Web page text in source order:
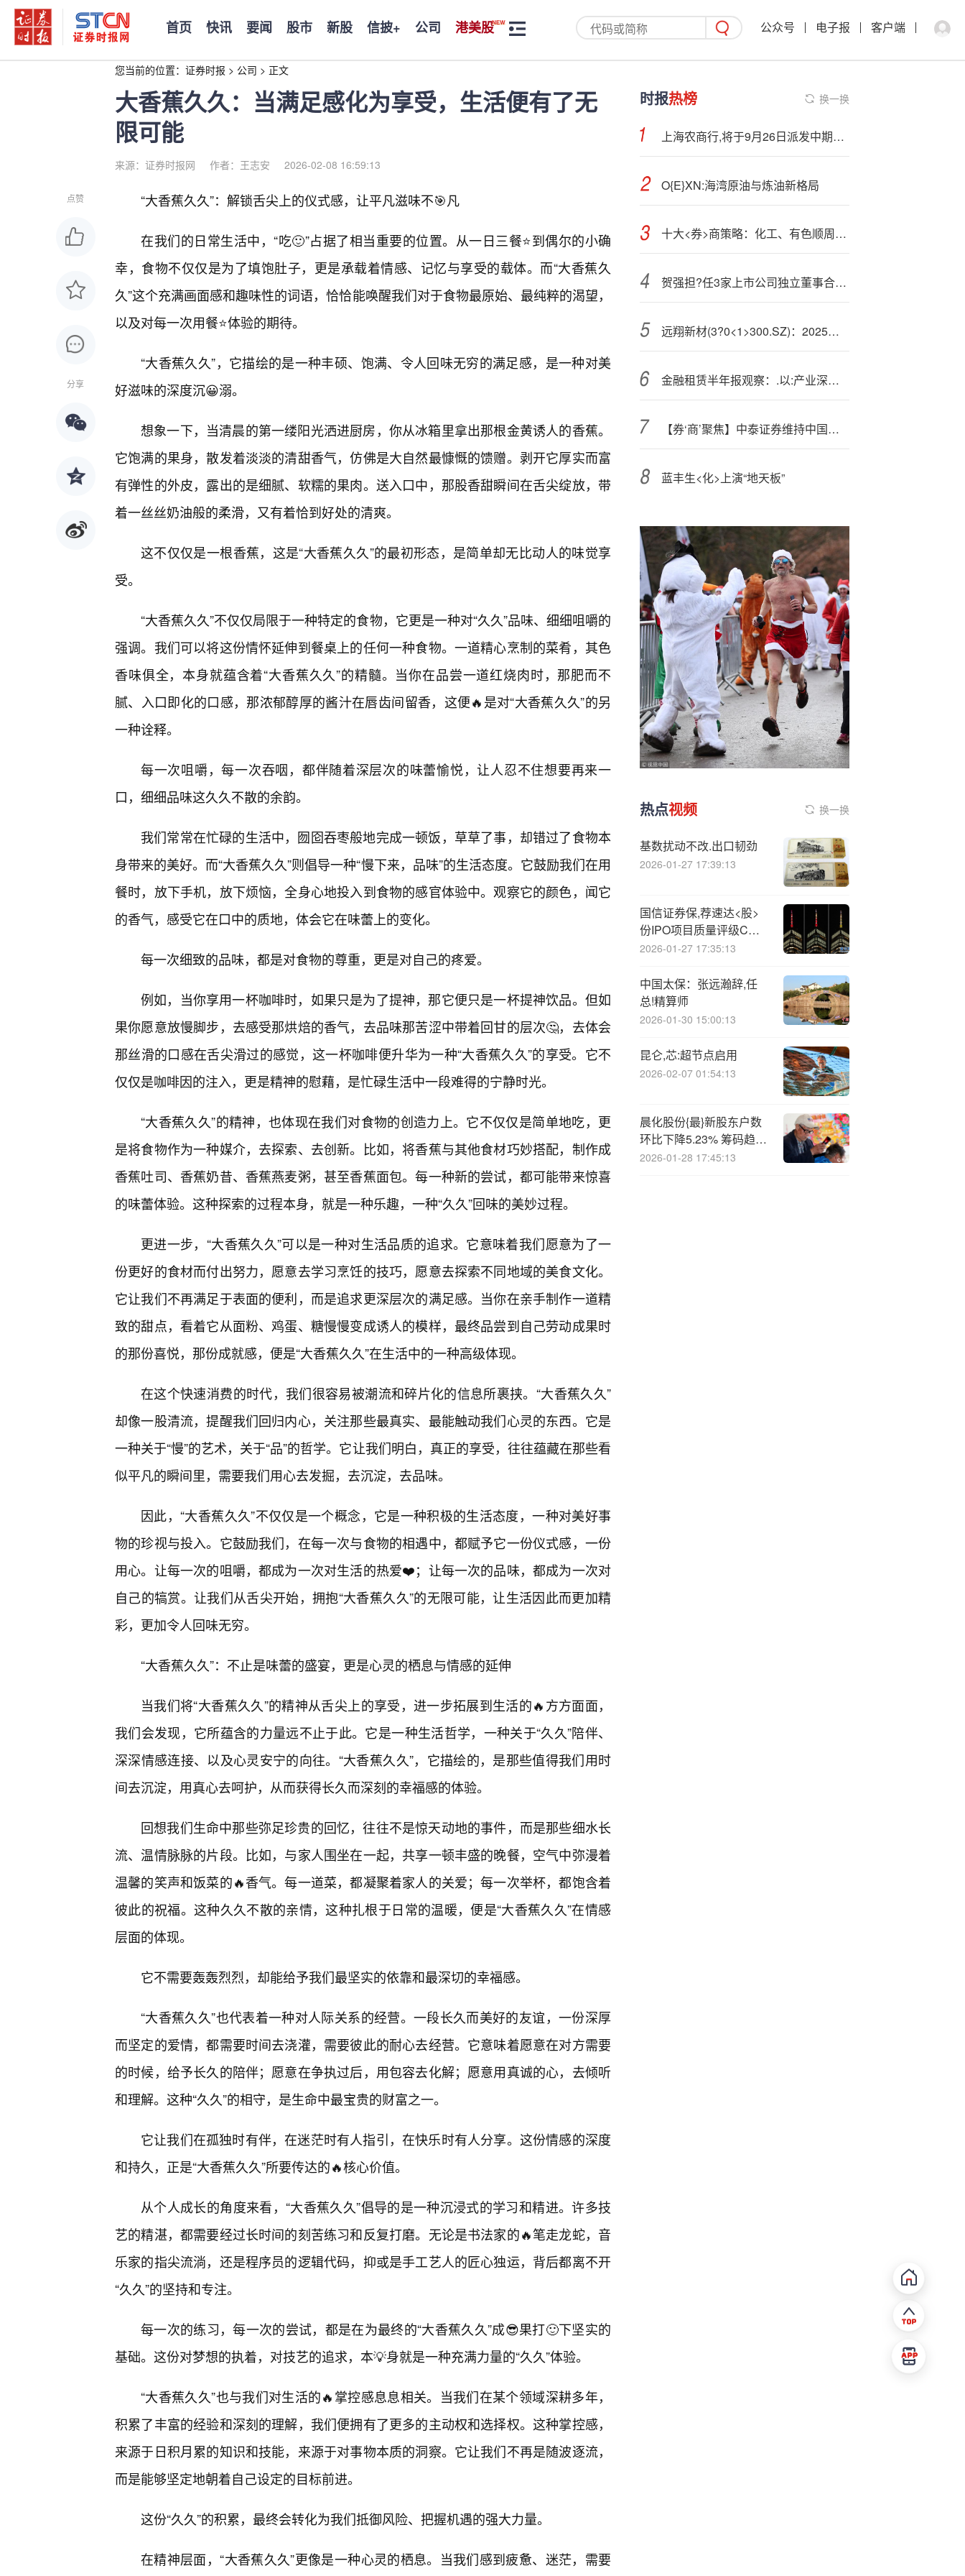
首页 快讯 要闻 股市 新股 信披+ 公司 港美股 公众号 电子报 客户端
您当前的位置： 证券时报 > 公司 > 正文
大香蕉久久：当满足感化为享受，生活便有了无
限可能
来源：证券时报网 作者：王志安 2026-02-08 16:59:13
点赞
分享
“大香蕉久久”：解锁舌尖上的仪式感，让平凡滋味不🎯凡
在我们的日常生活中，“吃🙂”占据了相当重要的位置。从一日三餐⭐到偶尔的小确
幸，食物不仅仅是为了填饱肚子，更是承载着情感、记忆与享受的载体。而“大香蕉久
久”这个充满画面感和趣味性的词语，恰恰能唤醒我们对于食物最原始、最纯粹的渴望，
以及对每一次用餐⭐体验的期待。
“大香蕉久久”，它描绘的是一种丰硕、饱满、令人回味无穷的满足感，是一种对美
好滋味的深度沉😀溺。
想象一下，当清晨的第一缕阳光洒进厨房，你从冰箱里拿出那根金黄诱人的香蕉。
它饱满的果身，散发着淡淡的清甜香气，仿佛是大自然最慷慨的馈赠。剥开它厚实而富
有弹性的外皮，露出的是细腻、软糯的果肉。送入口中，那股香甜瞬间在舌尖绽放，带
着一丝丝奶油般的柔滑，又有着恰到好处的清爽。
这不仅仅是一根香蕉，这是“大香蕉久久”的最初形态，是简单却无比动人的味觉享
受。
“大香蕉久久”不仅仅局限于一种特定的食物，它更是一种对“久久”品味、细细咀嚼的
强调。我们可以将这份情怀延伸到餐桌上的任何一种食物。一道精心烹制的菜肴，其色
香味俱全，本身就蕴含着“大香蕉久久”的精髓。当你在品尝一道红烧肉时，那肥而不
腻、入口即化的口感，那浓郁醇厚的酱汁在唇齿间留香，这便🔥是对“大香蕉久久”的另
一种诠释。
每一次咀嚼，每一次吞咽，都伴随着深层次的味蕾愉悦，让人忍不住想要再来一
口，细细品味这久久不散的余韵。
我们常常在忙碌的生活中，囫囵吞枣般地完成一顿饭，草草了事，却错过了食物本
身带来的美好。而“大香蕉久久”则倡导一种“慢下来，品味”的生活态度。它鼓励我们在用
餐时，放下手机，放下烦恼，全身心地投入到食物的感官体验中。观察它的颜色，闻它
的香气，感受它在口中的质地，体会它在味蕾上的变化。
每一次细致的品味，都是对食物的尊重，更是对自己的疼爱。
例如，当你享用一杯咖啡时，如果只是为了提神，那它便只是一杯提神饮品。但如
果你愿意放慢脚步，去感受那烘焙的香气，去品味那苦涩中带着回甘的层次🤔，去体会
那丝滑的口感在舌尖滑过的感觉，这一杯咖啡便升华为一种“大香蕉久久”的享受。它不
仅仅是咖啡因的注入，更是精神的慰藉，是忙碌生活中一段难得的宁静时光。
“大香蕉久久”的精神，也体现在我们对食物的创造力上。它不仅仅是简单地吃，更
是将食物作为一种媒介，去探索、去创新。比如，将香蕉与其他食材巧妙搭配，制作成
香蕉吐司、香蕉奶昔、香蕉燕麦粥，甚至香蕉面包。每一种新的尝试，都可能带来惊喜
的味蕾体验。这种探索的过程本身，就是一种乐趣，一种“久久”回味的美妙过程。
更进一步，“大香蕉久久”可以是一种对生活品质的追求。它意味着我们愿意为了一
份更好的食材而付出努力，愿意去学习烹饪的技巧，愿意去探索不同地域的美食文化。
它让我们不再满足于表面的便利，而是追求更深层次的满足感。当你在亲手制作一道精
致的甜点，看着它从面粉、鸡蛋、糖慢慢变成诱人的模样，最终品尝到自己劳动成果时
的那份喜悦，那份成就感，便是“大香蕉久久”在生活中的一种高级体现。
在这个快速消费的时代，我们很容易被潮流和碎片化的信息所裹挟。“大香蕉久久”
却像一股清流，提醒我们回归内心，关注那些最真实、最能触动我们心灵的东西。它是
一种关于“慢”的艺术，关于“品”的哲学。它让我们明白，真正的享受，往往蕴藏在那些看
似平凡的瞬间里，需要我们用心去发掘，去沉淀，去品味。
因此，“大香蕉久久”不仅仅是一个概念，它是一种积极的生活态度，一种对美好事
物的珍视与投入。它鼓励我们，在每一次与食物的相遇中，都赋予它一份仪式感，一份
用心。让每一次的咀嚼，都成为一次对生活的热爱❤️；让每一次的品味，都成为一次对
自己的犒赏。让我们从舌尖开始，拥抱“大香蕉久久”的无限可能，让生活因此而更加精
彩，更加令人回味无穷。
“大香蕉久久”：不止是味蕾的盛宴，更是心灵的栖息与情感的延伸
当我们将“大香蕉久久”的精神从舌尖上的享受，进一步拓展到生活的🔥方方面面，
我们会发现，它所蕴含的力量远不止于此。它是一种生活哲学，一种关于“久久”陪伴、
深深情感连接、以及心灵安宁的向往。“大香蕉久久”，它描绘的，是那些值得我们用时
间去沉淀，用真心去呵护，从而获得长久而深刻的幸福感的体验。
回想我们生命中那些弥足珍贵的回忆，往往不是惊天动地的事件，而是那些细水长
流、温情脉脉的片段。比如，与家人围坐在一起，共享一顿丰盛的晚餐，空气中弥漫着
温馨的笑声和饭菜的🔥香气。每一道菜，都凝聚着家人的关爱；每一次举杯，都饱含着
彼此的祝福。这种久久不散的亲情，这种扎根于日常的温暖，便是“大香蕉久久”在情感
层面的体现。
它不需要轰轰烈烈，却能给予我们最坚实的依靠和最深切的幸福感。
“大香蕉久久”也代表着一种对人际关系的经营。一段长久而美好的友谊，一份深厚
而坚定的爱情，都需要时间去浇灌，需要彼此的耐心去经营。它意味着愿意在对方需要
的时候，给予长久的陪伴；愿意在争执过后，用包容去化解；愿意用真诚的心，去倾听
和理解。这种“久久”的相守，是生命中最宝贵的财富之一。
它让我们在孤独时有伴，在迷茫时有人指引，在快乐时有人分享。这份情感的深度
和持久，正是“大香蕉久久”所要传达的🔥核心价值。
从个人成长的角度来看，“大香蕉久久”倡导的是一种沉浸式的学习和精进。许多技
艺的精湛，都需要经过长时间的刻苦练习和反复打磨。无论是书法家的🔥笔走龙蛇，音
乐家的指尖流淌，还是程序员的逻辑代码，抑或是手工艺人的匠心独运，背后都离不开
“久久”的坚持和专注。
每一次的练习，每一次的尝试，都是在为最终的“大香蕉久久”成😎果打🙂下坚实的
基础。这份对梦想的执着，对技艺的追求，本💡身就是一种充满力量的“久久”体验。
“大香蕉久久”也与我们对生活的🔥掌控感息息相关。当我们在某个领域深耕多年，
积累了丰富的经验和深刻的理解，我们便拥有了更多的主动权和选择权。这种掌控感，
来源于日积月累的知识和技能，来源于对事物本质的洞察。它让我们不再是随波逐流，
而是能够坚定地朝着自己设定的目标前进。
这份“久久”的积累，最终会转化为我们抵御风险、把握机遇的强大力量。
在精神层面，“大香蕉久久”更像是一种心灵的栖息。当我们感到疲惫、迷茫，需要
时报热榜 换一换
上海农商行,将于9月26日派发中期分红每股0.241元
O{E}XN:海湾原油与炼油新格局
十大<券>商策略：化工、有色顺周期板块获多家券商推荐
贺强担?任3家上市公司独立董事合计报酬61万：华能国酬30万，景旺电子15万，开普云16万 | 盘点A股独董专业户
远翔新材(3?0<1>300.SZ)：2025年三季报净利润为6515.25万元
金融租赁半年报观察：.以:产业深耕撬动发展“增量”
【券‘商’聚焦】中泰证券维持中国宏桥(01378)“买入”评级 指海外供应扰动不断推升铝价
蓝丰生<化>上演“地天板”
热点视频 换一换
基数扰动不改.出口韧劲
2026-01-27 17:39:13
国信证券保,荐速达<股>
份IPO项目质量评级C级
上市周期超两年 上市首年
2026-01-27 17:35:13
中国太保：张远瀚辞,任
总!精算师
2026-01-30 15:00:13
昆仑,芯:超节点启用
2026-02-07 01:54:13
晨化股份{最}新股东户数
环比下降5.23% 筹码趋向
集中
2026-01-28 17:45:13